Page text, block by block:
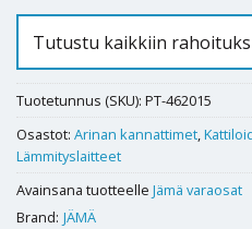
Tutustu kaikkiin
Tuotetunnus (SKU): PT-462015
Osastot: Arinan kannattimet,
Lämmityslaitteet
Avainsana tuotteelle Jämä varaosat
Brand: JÄMÄ